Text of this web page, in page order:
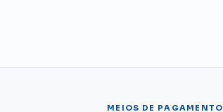
MEIOS DE PAGAMENTO